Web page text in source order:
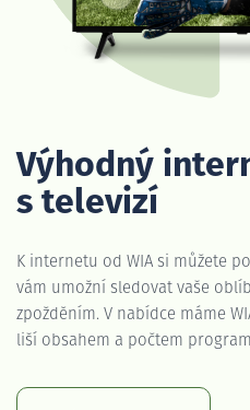
Výhodný
s televizí
K internetu od WIA si můžete
vám umožní sledovat vaše
zpožděním. V nabídce máme
liší obsahem a počtem